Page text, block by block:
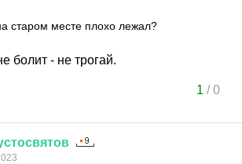
старом месте плохо лежал?
болит - не трогай.
1 /0